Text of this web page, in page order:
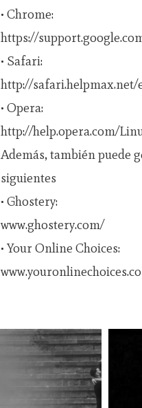
• Chrome:
https://
• Safari:
http://
• Opera:
http://help.opera.com/
Además, también puede
siguientes
• Ghostery:
www.ghostery.com/
• Your Online Choices: